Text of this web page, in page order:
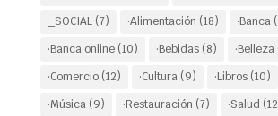
_SOCIAL(7) ·Alimentación (18) ·Banca
·Banca online(10) ·Bebidas(8) ·Belleza
·Comercio(12) ·Cultura(9) ·Libros(10)
·Música(9) ·Restauración (7) ·Salud